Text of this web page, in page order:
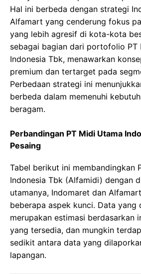
Hal ini berbeda dengan strategi
Alfamart yang cenderung fokus
yang lebih agresif di kota-kota
sebagai bagian dari portofolio PT
Indonesia Tbk, menawarkan
premium dan tertarget pada
Perbedaan strategi ini
berbeda dalam memenuhi
beragam.
Perbandingan PT Midi Utama
Pesaing
Tabel berikut ini membandingkan
Indonesia Tbk (Alfamidi) dengan
utamanya, Indomaret dan
beberapa aspek kunci. Data yang
merupakan estimasi berdasarkan
yang tersedia, dan mungkin
sedikit antara data yang
lapangan.